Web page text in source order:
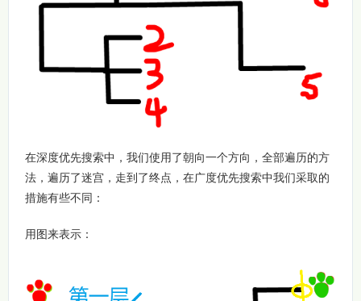
在深度优先搜索中，我们使用了朝向一个方向，全部遍历的方
法，遍历了迷宫，走到了终点，在广度优先搜索中我们采取的
措施有些不同：
用图来表示：